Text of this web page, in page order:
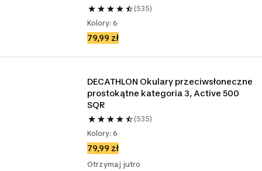
(535)
Kolory: 6
79,99 zł
DECATHLON Okulary przeciwsłoneczne
prostokątne kategoria 3, Active 500
SQR
(535)
Kolory: 6
79,99 zł
Otrzymaj jutro